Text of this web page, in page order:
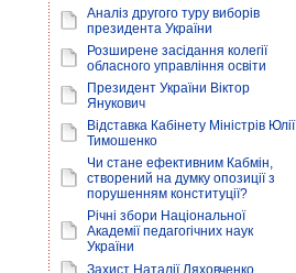
Аналіз другого туру виборів
президента України
Розширене засідання колегії
обласного управління освіти
Президент України Віктор
Янукович
Відставка Кабінету Міністрів Юлії
Тимошенко
Чи стане ефективним Кабмін,
створений на думку опозиції з
порушенням конституції?
Річні збори Національної
Академії педагогічних наук
України
Захист Наталії Ляховченко